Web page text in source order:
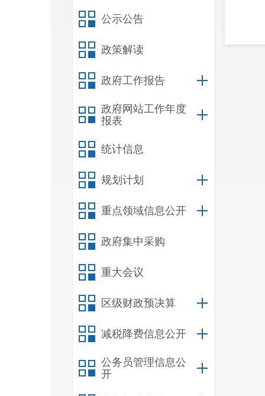
公示公告
政策解读
政府工作报告
政府网站工作年度
报表
统计信息
规划计划
重点领域信息公开
政府集中采购
重大会议
区级财政预决算
减税降费信息公开
公务员管理信息公
开